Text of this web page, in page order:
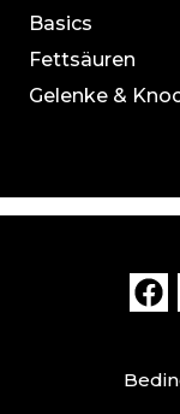
Basics
Fettsäuren
Gelenke &